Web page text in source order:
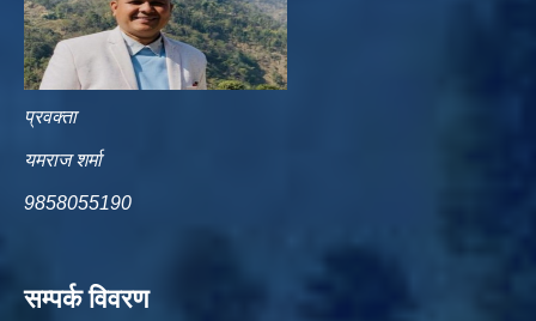
प्रवक्ता
यमराज शर्मा
9858055190
सम्पर्क विवरण